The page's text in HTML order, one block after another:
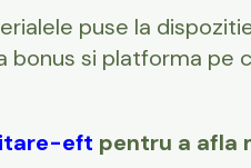
puse la
bonus si platforma pe
eft pentru a afla